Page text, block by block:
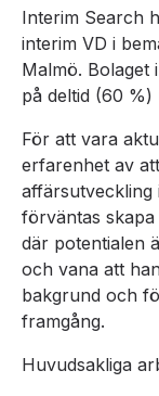
Interim Search
interim VD i
Malmö.
på deltid (60
För att vara
erfarenhet av
affärsutveckling
förväntas
där potentialen
och vana att
bakgrund och
framgång.
Huvudsakliga